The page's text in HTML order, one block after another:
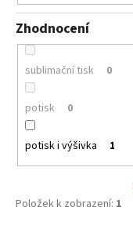
Zhodnocení
sublimační tisk 0
potisk 0
potisk i výšivka 1
Položek k zobrazení: 1